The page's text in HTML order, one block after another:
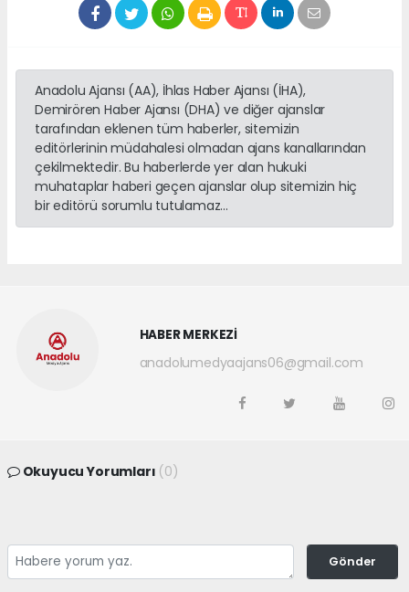
Anadolu Ajansı (AA), İhlas Haber Ajansı (İHA),
Demirören Haber Ajansı (DHA) ve diğer ajanslar
tarafından eklenen tüm haberler, sitemizin
editörlerinin müdahalesi olmadan ajans kanallarından
çekilmektedir. Bu haberlerde yer alan hukuki
muhataplar haberi geçen ajanslar olup sitemizin hiç
bir editörü sorumlu tutulamaz...
HABER MERKEZİ
anadolumedyaajans06@gmail.com
Okuyucu Yorumları (0)
Gönder